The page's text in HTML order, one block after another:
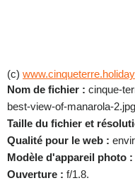
(c) www.cinqueterre.holiday
Nom de fichier : cinque-
best-view-of-manarola-2.jpg
Taille du fichier et
Qualité pour le web :
Modèle d'appareil photo :
Ouverture : f/1.8.